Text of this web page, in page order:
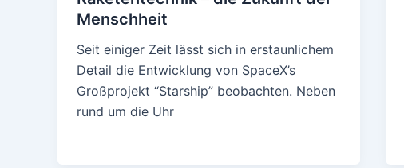
Menschheit
Seit einiger Zeit lässt sich in erstaunlichem
Detail die Entwicklung von SpaceX’s
Großprojekt “Starship” beobachten. Neben
rund um die Uhr